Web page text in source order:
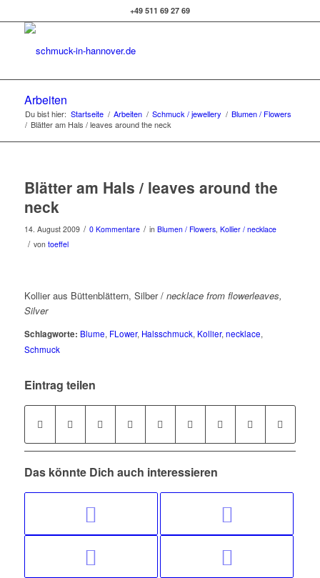
+49 511 69 27 69
Arbeiten
Du bist hier: Startseite / Arbeiten / Schmuck / jewellery / Blumen / Flowers
/ Blätter am Hals / leaves around the neck
Blätter am Hals / leaves around the
neck
14. August 2009 / 0 Kommentare / in Blumen / Flowers, Kollier / necklace
/ von toeffel
Kollier aus Büttenblättern, Silber / necklace from flowerleaves,
Silver
Schlagworte: Blume, FLower, Halsschmuck, Kollier, necklace,
Schmuck
Eintrag teilen
Das könnte Dich auch interessieren